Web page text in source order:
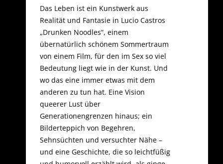
Das Leben ist ein Kunstwerk aus
Realität und Fantasie in Lucio Castros
„Drunken Noodles“, einem
übernatürlich schönem Sommertraum
von einem Film, für den im Sex so viel
Bedeutung liegt wie in der Kunst. Und
wo das eine immer etwas mit dem
anderen zu tun hat. Eine Vision
queerer Lust über
Generationengrenzen hinaus; ein
Bilderteppich von Begehren,
Sehnsüchten und versuchter Nähe –
und eine Geschichte, die so leichtfüßig